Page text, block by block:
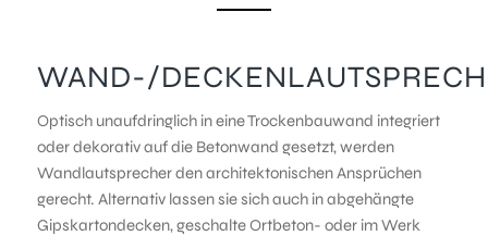
WAND-/
Optisch unaufdringlich in eine Trockenbauwand integriert
oder dekorativ auf die Betonwand gesetzt, werden
Wandlautsprecher den architektonischen Ansprüchen
gerecht. Alternativ lassen sie sich auch in abgehängte
Gipskartondecken, geschalte Ortbeton- oder im Werk